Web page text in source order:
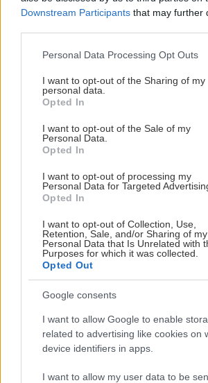
Downstream Participants that may further
Please note that this website/app uses
not limited to your visit or usage
grant or deny consent to Google and its
use your data for below specified
consent section.
Personal Data Processing Opt Outs
I want to opt-out of the Sharing of my
personal data.
Opted In
I want to opt-out of the Sale of my
Personal Data.
Opted In
I want to opt-out of processing my
Personal Data for Targeted
Opted In
I want to opt-out of Collection, Use,
Retention, Sale, and/or Sharing of my
Personal Data that Is Unrelated with
Purposes for which it was collected.
Opted Out
Google consents
I want to allow Google to enable
related to advertising like cookies on
device identifiers in apps.
I want to allow my user data to be
CHALUPA
Na Morave prerobila
nepoznanie: Keď
vojdete dnu, zabudnete,
že nie ste v Toskánsku